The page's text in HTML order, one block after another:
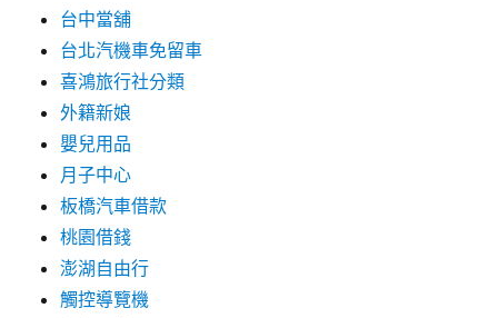
台中當舖
台北汽機車免留車
喜鴻旅行社分類
外籍新娘
嬰兒用品
月子中心
板橋汽車借款
桃園借錢
澎湖自由行
觸控導覽機